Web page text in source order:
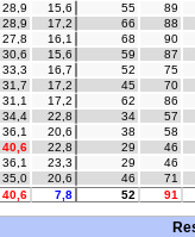
28,9 15,6 55
89
28,9 17,2 66
88
27,8 16,1 68
90
30,6 15,6 59
87
33,3 16,7 52
75
31,7 17,2 45
70
31,1 17,2 62
86
34,4 22,8 34
57
36,1 20,6 38
58
40,6 22,8 29
46
36,1 23,3 29
46
35,0 20,6 46
71
40,6 7,8 52 91